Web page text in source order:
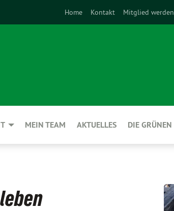
Home Kontakt Mitglied werden
MEIN TEAM AKTUELLES DIE GRÜNEN